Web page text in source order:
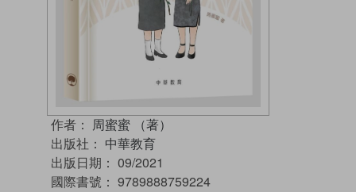
作者： 周蜜蜜 （著）
出版社： 中華教育
出版日期： 09/2021
國際書號： 9789888759224